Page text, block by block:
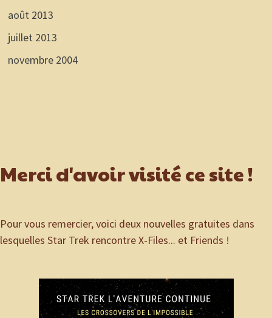
août 2013
juillet 2013
novembre 2004
Merci d'avoir visité ce site !
Pour vous remercier, voici deux nouvelles gratuites dans
lesquelles Star Trek rencontre X-Files... et Friends !